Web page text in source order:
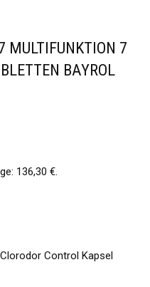
MULTIFUNKTION 7
BAYROL
136,30 €.
Control Kapsel